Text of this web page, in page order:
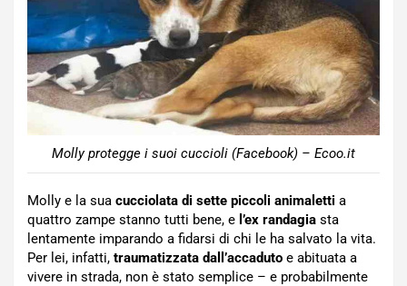
Molly protegge i suoi cuccioli (Facebook) – Ecoo.it
Molly e la sua cucciolata di sette piccoli animaletti a
quattro zampe stanno tutti bene, e l’ex randagia sta
lentamente imparando a fidarsi di chi le ha salvato la vita.
Per lei, infatti, traumatizzata dall’accaduto e abituata a
vivere in strada, non è stato semplice – e probabilmente